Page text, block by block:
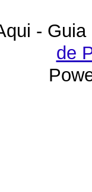
-
de